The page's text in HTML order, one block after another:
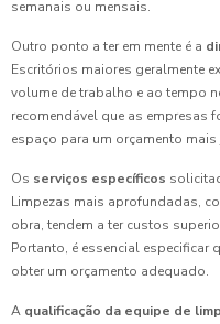
semanais ou mensais.
Outro ponto a ter em mente é a
Escritórios maiores geralmente
volume de trabalho e ao tempo
recomendável que as empresas
espaço para um orçamento mais
Os serviços específicos
Limpezas mais aprofundadas,
obra, tendem a ter custos
Portanto, é essencial especificar
obter um orçamento adequado.
A qualificação da equipe de